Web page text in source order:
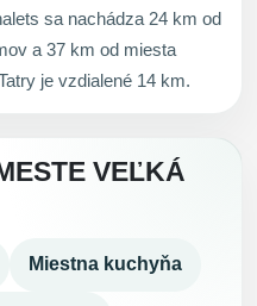
sa nachádza 24 km od
a 37 km od miesta
je vzdialené 14 km.
VEĽKÁ
Miestna kuchyňa